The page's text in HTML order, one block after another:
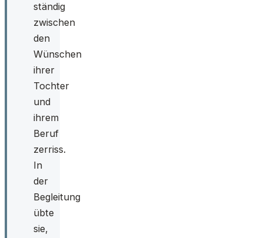
ständig
zwischen
den
Wünschen
ihrer
Tochter
und
ihrem
Beruf
zerriss.
In
der
Begleitung
übte
sie,